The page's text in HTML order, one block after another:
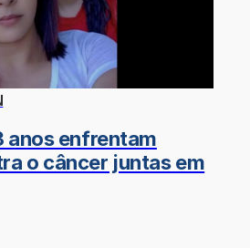
anos enfrentam
o câncer juntas em